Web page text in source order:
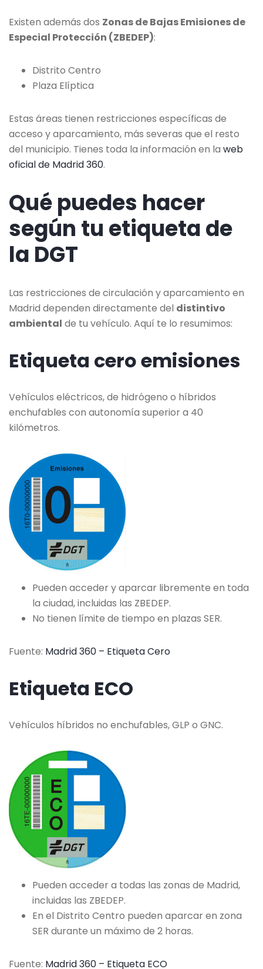
Existen además dos Zonas de Bajas Emisiones de
Especial Protección (ZBEDEP):
Distrito Centro
Plaza Elíptica
Estas áreas tienen restricciones específicas de
acceso y aparcamiento, más severas que el resto
del municipio. Tienes toda la información en la web
oficial de Madrid 360.
Qué puedes hacer
según tu etiqueta de
la DGT
Las restricciones de circulación y aparcamiento en
Madrid dependen directamente del distintivo
ambiental de tu vehículo. Aquí te lo resumimos:
Etiqueta cero emisiones
Vehículos eléctricos, de hidrógeno o híbridos
enchufables con autonomía superior a 40
kilómetros.
Pueden acceder y aparcar libremente en toda
la ciudad, incluidas las ZBEDEP.
No tienen límite de tiempo en plazas SER.
Fuente: Madrid 360 – Etiqueta Cero
Etiqueta ECO
Vehículos híbridos no enchufables, GLP o GNC.
Pueden acceder a todas las zonas de Madrid,
incluidas las ZBEDEP.
En el Distrito Centro pueden aparcar en zona
SER durante un máximo de 2 horas.
Fuente: Madrid 360 – Etiqueta ECO